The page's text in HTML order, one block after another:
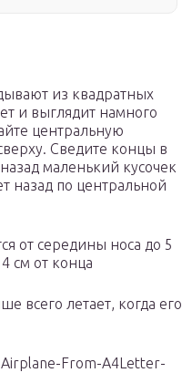
из квадратных
и выглядит намного
центральную
Сведите концы в
маленький кусочек
назад по центральной
от середины носа до 5
см от конца
всего летает, когда его
From-A4Letter-